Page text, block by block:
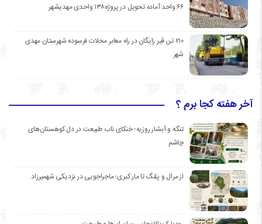
۶۶ واحد آماده تحویل در پروژه۱۳۸ واحدی مهدیشهر
۲۱۰ تن قیر رایگان در راه معابر محلات فرسوده شهرستان مهدی
شهر
آخر هفته کجا برم ؟
تنگه و آبشار روزیه؛ خنکای ناب طبیعت در دل کوهستان‌های
چاشم
از مرال و پلنگ تا مار کبری؛ ماجراجویی در نزدیکی شهمیرزاد